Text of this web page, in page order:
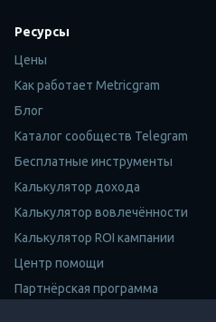
Ресурсы
Цены
Как работает Metricgram
Блог
Каталог сообществ Telegram
Бесплатные инструменты
Калькулятор дохода
Калькулятор вовлечённости
Калькулятор ROI кампании
Центр помощи
Партнёрская программа